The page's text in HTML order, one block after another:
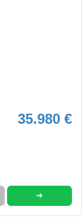
35.980 €
➜